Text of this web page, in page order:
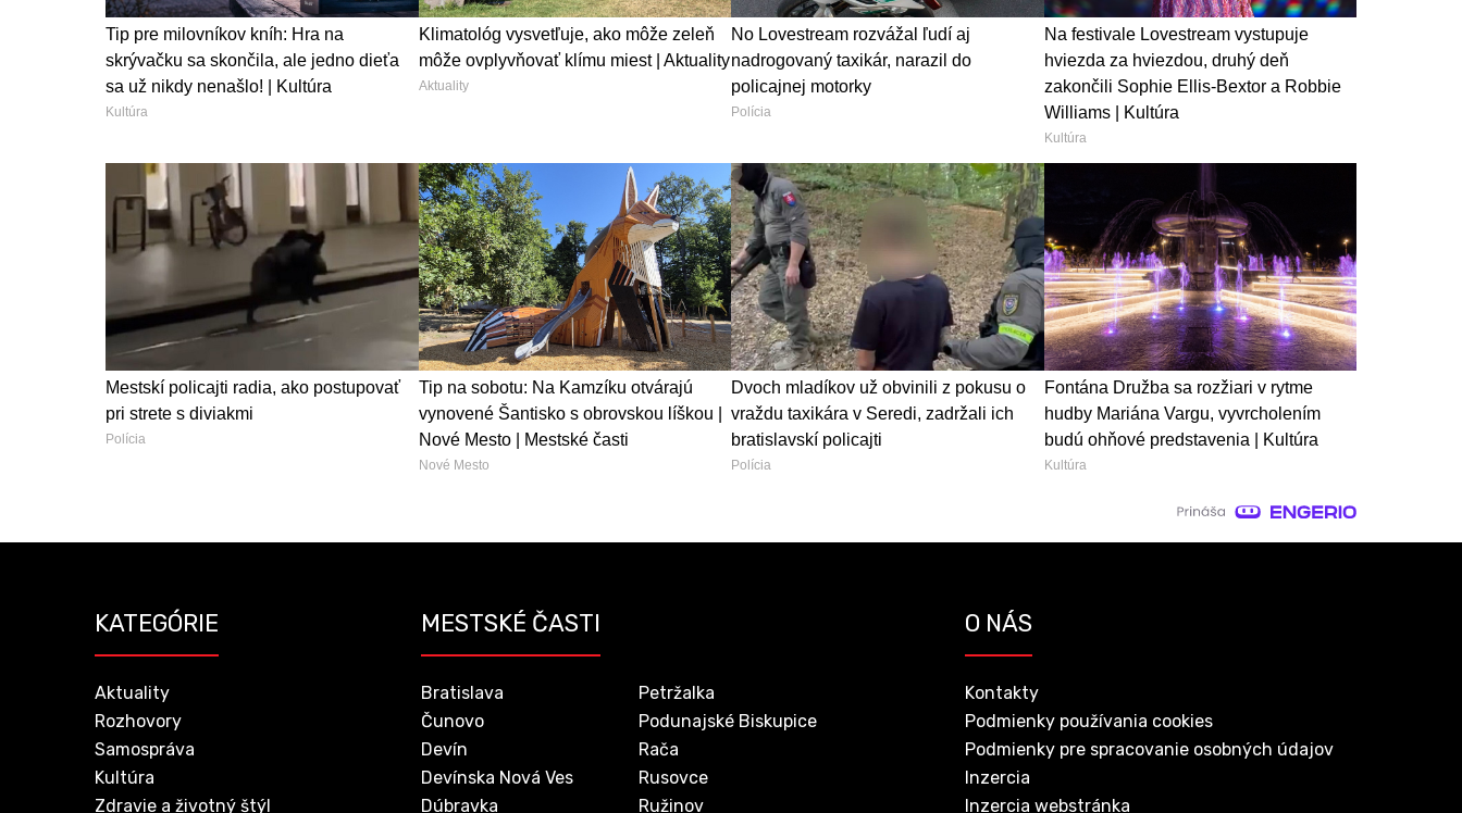
Tip pre milovníkov kníh: Hra na
skrývačku sa skončila, ale jedno dieťa
sa už nikdy nenašlo! | Kultúra
Kultúra
Klimatológ vysvetľuje, ako môže zeleň
môže ovplyvňovať klímu miest | Aktuality
Aktuality
No Lovestream rozvážal ľudí aj
nadrogovaný taxikár, narazil do
policajnej motorky
Polícia
Na festivale Lovestream vystupuje
hviezda za hviezdou, druhý deň
zakončili Sophie Ellis-Bextor a Robbie
Williams | Kultúra
Kultúra
Mestskí policajti radia, ako postupovať
pri strete s diviakmi
Polícia
Tip na sobotu: Na Kamzíku otvárajú
vynovené Šantisko s obrovskou líškou |
Nové Mesto | Mestské časti
Nové Mesto
Dvoch mladíkov už obvinili z pokusu o
vraždu taxikára v Seredi, zadržali ich
bratislavskí policajti
Polícia
Fontána Družba sa rozžiari v rytme
hudby Mariána Vargu, vyvrcholením
budú ohňové predstavenia | Kultúra
Kultúra
KATEGÓRIE
Aktuality
Rozhovory
Samospráva
Kultúra
Zdravie a životný štýl
MESTSKÉ ČASTI
Bratislava
Čunovo
Devín
Devínska Nová Ves
Dúbravka
Petržalka
Podunajské Biskupice
Rača
Rusovce
Ružinov
O NÁS
Kontakty
Podmienky používania cookies
Podmienky pre spracovanie osobných údajov
Inzercia
Inzercia webstránka